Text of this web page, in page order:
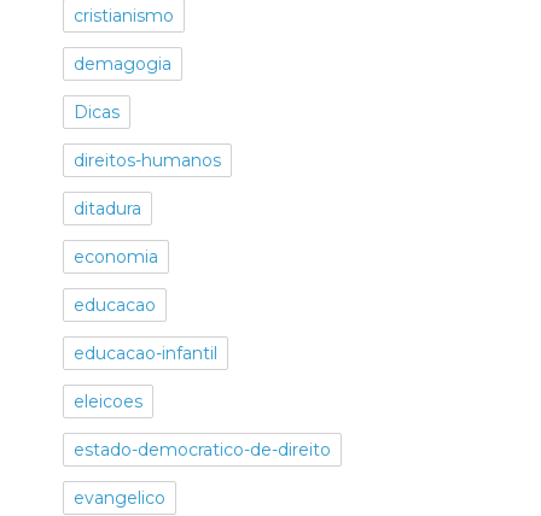
cristianismo
demagogia
Dicas
direitos-humanos
ditadura
economia
educacao
educacao-infantil
eleicoes
estado-democratico-de-direito
evangelico